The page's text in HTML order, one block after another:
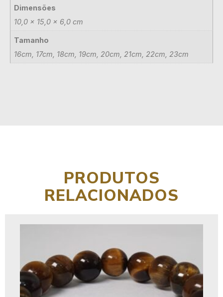
Dimensões
10,0 × 15,0 × 6,0 cm
Tamanho
16cm, 17cm, 18cm, 19cm, 20cm, 21cm, 22cm, 23cm
PRODUTOS
RELACIONADOS